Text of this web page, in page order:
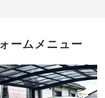
ームメニュー